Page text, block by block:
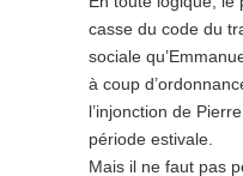
casse du code du
sociale
à coup
l’injonction de
période estivale.
Mais il ne faut pas